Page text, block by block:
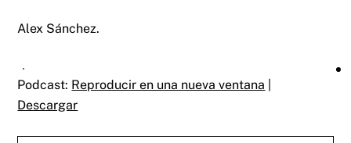
Alex Sánchez.
Podcast: Reproducir en una nueva ventana
Descargar